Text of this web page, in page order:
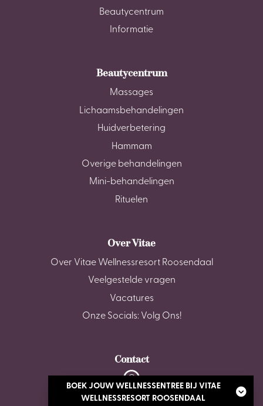
Beautycentrum
Informatie
Beautycentrum
Massages
Lichaamsbehandelingen
Huidverbetering
Hammam
Overige behandelingen
Mini-behandelingen
Rituelen
Over Vitae
Over Vitae Wellnessresort Roosendaal
Veelgestelde vragen
Vacatures
Onze Socials: Volg Ons!
Contact
De Stok 6, 4703 SZ Roosendaal
BOEK JOUW WELLNESSENTREE BIJ VITAE
WELLNESSRESORT ROOSENDAAL